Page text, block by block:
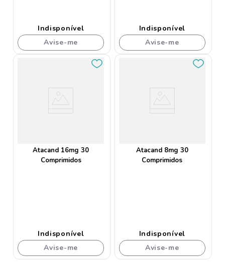
Indisponível
Avise-me
Indisponível
Avise-me
Atacand 16mg 30
Comprimidos
Indisponível
Avise-me
Atacand 8mg 30
Comprimidos
Indisponível
Avise-me